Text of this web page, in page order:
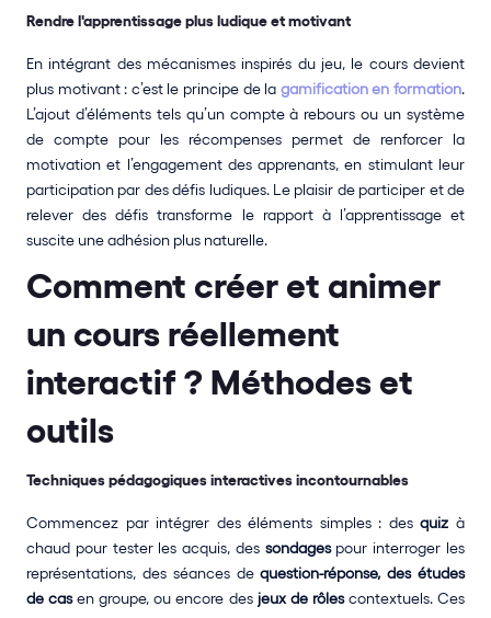
Rendre l'apprentissage plus ludique et motivant
En intégrant des mécanismes inspirés du jeu, le cours devient
plus motivant : c’est le principe de la gamification en formation.
L’ajout d’éléments tels qu’un compte à rebours ou un système
de compte pour les récompenses permet de renforcer la
motivation et l’engagement des apprenants, en stimulant leur
participation par des défis ludiques. Le plaisir de participer et de
relever des défis transforme le rapport à l’apprentissage et
suscite une adhésion plus naturelle.
Comment créer et animer
un cours réellement
interactif ? Méthodes et
outils
Techniques pédagogiques interactives incontournables
Commencez par intégrer des éléments simples : des quiz à
chaud pour tester les acquis, des sondages pour interroger les
représentations, des séances de question-réponse, des études
de cas en groupe, ou encore des jeux de rôles contextuels. Ces